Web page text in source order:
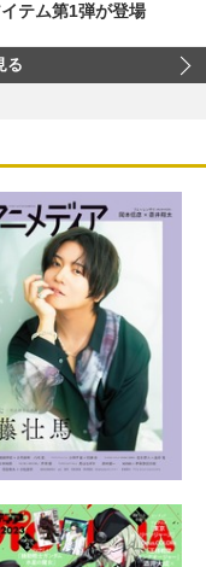
テム第1弾が登場
る